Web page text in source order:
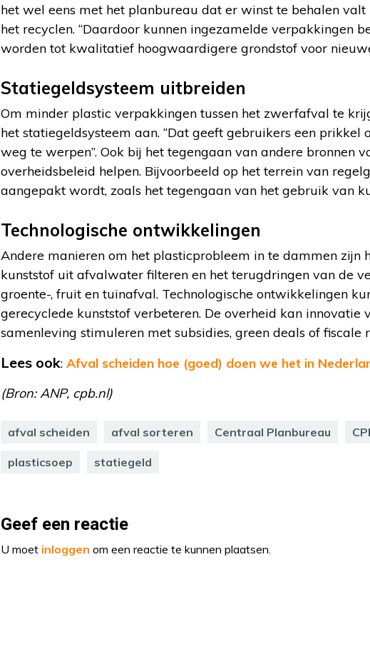
het wel eens met het planbureau dat er winst te behalen
het recyclen. “Daardoor kunnen ingezamelde verpakkingen
worden tot kwalitatief hoogwaardigere grondstof voor
Statiegeldsysteem uitbreiden
Om minder plastic verpakkingen tussen het zwerfafval te
het statiegeldsysteem aan. “Dat geeft gebruikers een
weg te werpen”. Ook bij het tegengaan van andere bronnen
overheidsbeleid helpen. Bijvoorbeeld op het terrein van
aangepakt wordt, zoals het tegengaan van het gebruik van
Technologische ontwikkelingen
Andere manieren om het plasticprobleem in te dammen zijn
kunststof uit afvalwater filteren en het terugdringen van de
groente-, fruit en tuinafval. Technologische ontwikkelingen
gerecyclede kunststof verbeteren. De overheid kan
samenleving stimuleren met subsidies, green deals of fiscale
Lees ook: Afval scheiden hoe (goed) doen we het in
(Bron: ANP, cpb.nl)
afval scheiden afval sorteren Centraal Planbureau
plasticsoep statiegeld
Geef een reactie
U moet inloggen om een reactie te kunnen plaatsen.